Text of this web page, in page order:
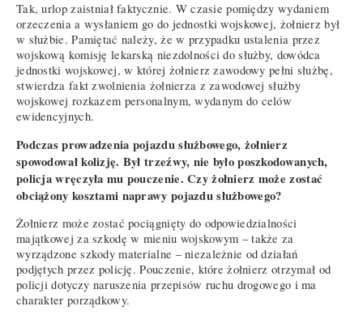
Tak, urlop zaistniał faktycznie. W czasie pomiędzy wydaniem
orzeczenia a wysłaniem go do jednostki wojskowej, żołnierz był
w służbie. Pamiętać należy, że w przypadku ustalenia przez
wojskową komisję lekarską niezdolności do służby, dowódca
jednostki wojskowej, w której żołnierz zawodowy pełni służbę,
stwierdza fakt zwolnienia żołnierza z zawodowej służby
wojskowej rozkazem personalnym, wydanym do celów
ewidencyjnych.
Podczas prowadzenia pojazdu służbowego, żołnierz
spowodował kolizję. Był trzeźwy, nie było poszkodowanych,
policja wręczyła mu pouczenie. Czy żołnierz może zostać
obciążony kosztami naprawy pojazdu służbowego?
Żołnierz może zostać pociągnięty do odpowiedzialności
majątkowej za szkodę w mieniu wojskowym – także za
wyrządzone szkody materialne – niezależnie od działań
podjętych przez policję. Pouczenie, które żołnierz otrzymał od
policji dotyczy naruszenia przepisów ruchu drogowego i ma
charakter porządkowy.